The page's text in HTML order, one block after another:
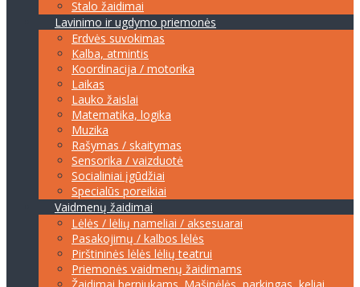
Stalo žaidimai
Lavinimo ir ugdymo priemonės
Erdvės suvokimas
Kalba, atmintis
Koordinacija / motorika
Laikas
Lauko žaislai
Matematika, logika
Muzika
Rašymas / skaitymas
Sensorika / vaizduotė
Socialiniai įgūdžiai
Specialūs poreikiai
Vaidmenų žaidimai
Lėlės / lėlių nameliai / aksesuarai
Pasakojimų / kalbos lėlės
Pirštininės lėlės lėlių teatrui
Priemonės vaidmenų žaidimams
Žaidimai berniukams. Mašinėlės, parkingas, keliai,